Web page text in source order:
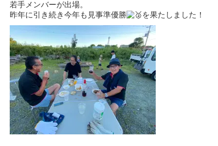
若手メンバーが出場。
昨年に引き続き今年も見事準優勝
を果たしました！